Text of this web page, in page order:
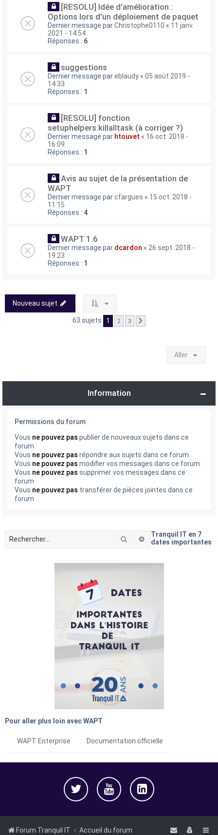
[RESOLU] Idée d'amélioration :
Options lors d'un déploiement de paquet
Dernier message parChristophe0110 « 11 janv.
2021 - 14:54
Réponses : 6
suggestions
Dernier message pareblaudy « 05 août 2019 -
14:33
Réponses : 1
[RESOLU] fonction
setuphelpers.killalltask (à corriger ?)
Dernier message par htouvet « 16 oct. 2018 -
16:09
Réponses : 1
Avis au sujet de la présentation de
WAPT
Dernier message parcfargues « 15 oct. 2018 -
11:15
Réponses : 4
WAPT 1.6
Dernier message par dcardon « 26 sept. 2018 -
19:23
Réponses : 1
Nouveau sujet
63 sujets 1 2 3
Aller
Information
Permissions du forum
Vous ne pouvez pas publier de nouveaux sujets dans ce
forum
Vous ne pouvez pas répondre aux sujets dans ce forum
Vous ne pouvez pas modifier vos messages dans ce forum
Vous ne pouvez pas supprimer vos messages dans ce
forum
Vous ne pouvez pas transférer de pièces jointes dans ce
forum
RechercherRecherche avancée
Tranquil IT en 7
dates importantes
Pour aller plus loin avec WAPT
WAPT Enterprise Documentation officielle
Forum Tranquil IT Accueil du forum